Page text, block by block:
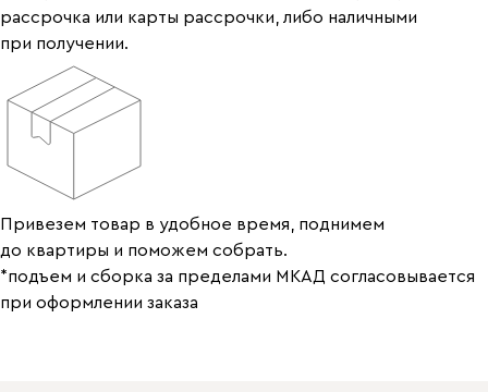
рассрочка или карты рассрочки, либо наличными
при получении.
Привезем товар в удобное время, поднимем
до квартиры и поможем собрать.
*подъем и сборка за пределами МКАД согласовывается
при оформлении заказа